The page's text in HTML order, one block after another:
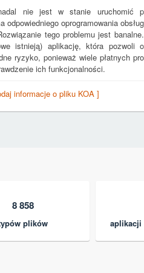
nie jest w stanie uruchomić
oprogramowania
tego problemu jest
istnieją) aplikację, która pozwoli
ryzyko, ponieważ wiele płatnych
ich funkcjonalności.
informacje o pliku KOA ]
8 858
plików aplikacji